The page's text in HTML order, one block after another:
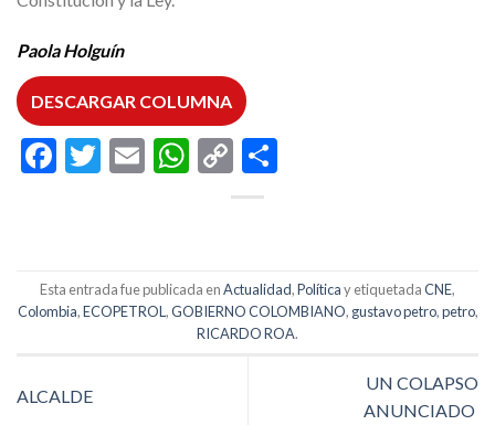
Paola Holguín
DESCARGAR COLUMNA
Facebook
Twitter
EmailWhatsApp
Copy
Link
Esta entrada fue publicada enActualidad,Políticay etiquetadaCNE,
Colombia,ECOPETROL ,GOBIERNO COLOMBIANO, gustavo petro,petro,
RICARDO ROA.
ALCALDE
UN COLAPSO
ANUNCIADO